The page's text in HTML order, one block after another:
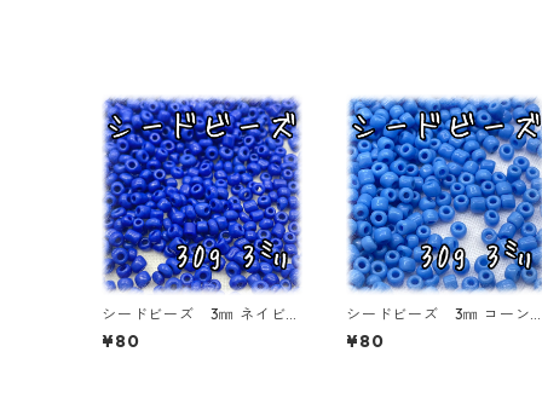
シードビーズ 3㎜ ネイビー
ブルー 30ｇ【SEED-BEA
DS-o03-BLU3】
¥80
シードビーズ 3㎜ コーン
ラワーブルー 30ｇ【
-BEADS-o03-BLU2】
¥80